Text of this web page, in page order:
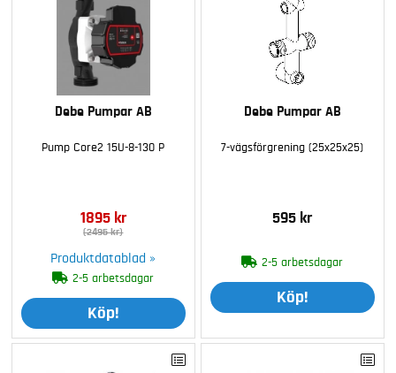
Debe Pumpar AB
Pump Core2 15U-8-130 P
1895 kr
(2495 kr)
Produktdatablad »
2-5 arbetsdagar
Köp!
Debe Pumpar AB
7-vägsförgrening (25x25x25)
595 kr
2-5 arbetsdagar
Köp!